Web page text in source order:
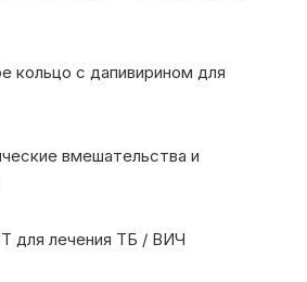
кольцо с дапивирином для
вмешательства и
для лечения ТБ / ВИЧ